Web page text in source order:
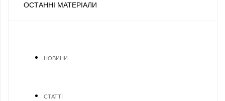
ОСТАННІ МАТЕРІАЛИ
НОВИНИ
СТАТТІ